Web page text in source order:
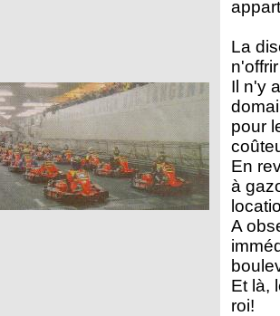
La
Il n'y
pour
En
à
A
Et là,
roi!